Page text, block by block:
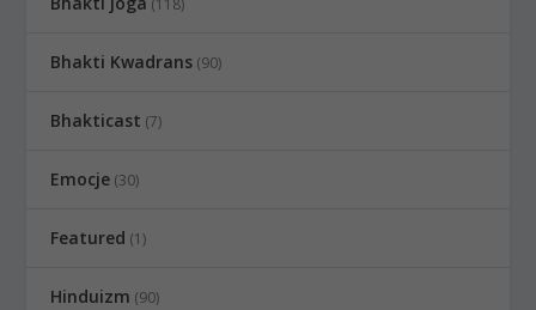
(118)
Bhakti Kwadrans (90)
Bhakticast (7)
Emocje (30)
Featured (1)
Hinduizm (90)